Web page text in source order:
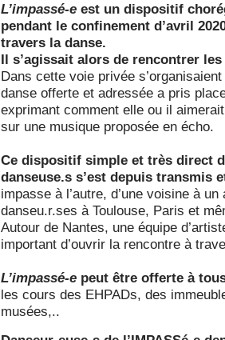
L’impassé-e est un dispositif
pendant le confinement d’avril
travers la danse.
Il s’agissait alors de rencontrer
Dans cette voie privée
danse offerte et adressée a pris
exprimant comment elle ou il
sur une musique proposée en écho.
Ce dispositif simple et très direct
danseuse.s s’est depuis transmis
impasse à l’autre, d’une voisine à
danseu.r.ses à Toulouse, Paris et
Autour de Nantes, une équipe
important d’ouvrir la rencontre à
L’impassé-e peut être offerte à
les cours des EHPADs, des
musées,..